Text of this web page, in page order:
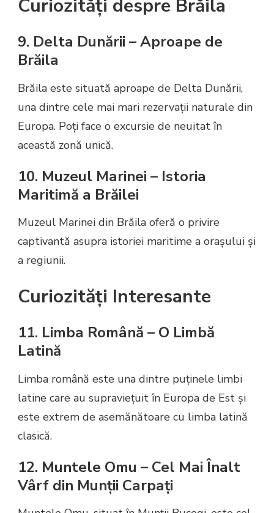
Curiozități despre Brăila
9. Delta Dunării – Aproape de
Brăila
Brăila este situată aproape de Delta Dunării,
una dintre cele mai mari rezervații naturale din
Europa. Poți face o excursie de neuitat în
această zonă unică.
10. Muzeul Marinei – Istoria
Maritimă a Brăilei
Muzeul Marinei din Brăila oferă o privire
captivantă asupra istoriei maritime a orașului și
a regiunii.
Curiozități Interesante
11. Limba Română – O Limbă
Latină
Limba română este una dintre puținele limbi
latine care au supraviețuit în Europa de Est și
este extrem de asemănătoare cu limba latină
clasică.
12. Muntele Omu – Cel Mai Înalt
Vârf din Munții Carpați